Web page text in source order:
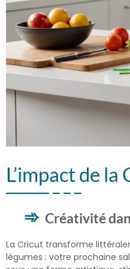
L’impact de
Créativité
La Cricut transforme
légumes : votre prochaine